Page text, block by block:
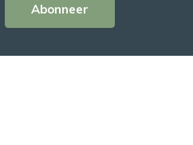
Abonneer